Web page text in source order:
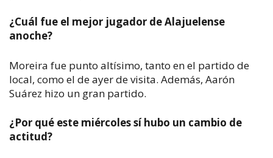
¿Cuál fue el mejor jugador de Alajuelense
anoche?
Moreira fue punto altísimo, tanto en el partido de
local, como el de ayer de visita. Además, Aarón
Suárez hizo un gran partido.
¿Por qué este miércoles sí hubo un cambio de
actitud?